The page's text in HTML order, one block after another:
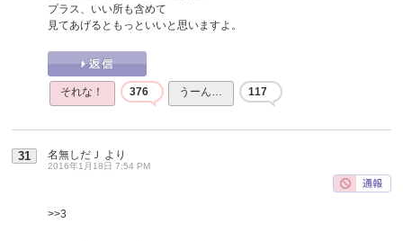
プラス、いい所も含めて
見てあげるともっといいと思いますよ。
それな！ 376 うーん… 117
31 名無しだＪ より
2016年1月18日 7:54 PM
>>3